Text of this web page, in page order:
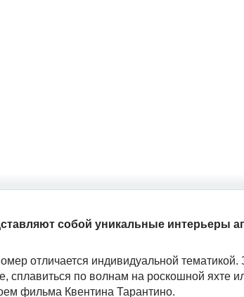
собой уникальные интерьеры
отличается индивидуальной
сплавиться по волнам на роскошной яхте
фильма Квентина Тарантино.